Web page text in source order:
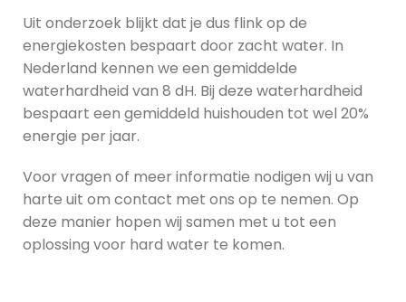
Uit onderzoek blijkt dat je dus flink op de
energiekosten bespaart door zacht water. In
Nederland kennen we een gemiddelde
waterhardheid van 8 dH. Bij deze waterhardheid
bespaart een gemiddeld huishouden tot wel 20%
energie per jaar.
Voor vragen of meer informatie nodigen wij u van
harte uit om contact met ons op te nemen. Op
deze manier hopen wij samen met u tot een
oplossing voor hard water te komen.